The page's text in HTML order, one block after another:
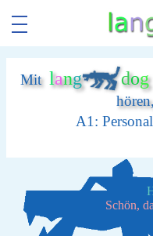
Mit lang dog
A1:
Schön,